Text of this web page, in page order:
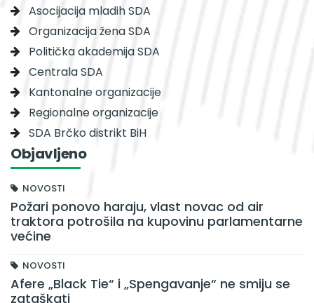
Asocijacija mladih SDA
Organizacija žena SDA
Politička akademija SDA
Centrala SDA
Kantonalne organizacije
Regionalne organizacije
SDA Brčko distrikt BiH
Objavljeno
NOVOSTI
Požari ponovo haraju, vlast novac od air
traktora potrošila na kupovinu parlamentarne
većine
NOVOSTI
Afere „Black Tie“ i „Spengavanje“ ne smiju se
zataškati